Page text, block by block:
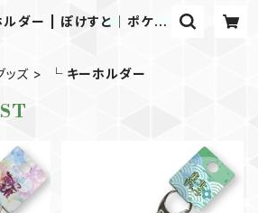
ルダー | ぽけすと│ポケス
ッズを販売！
ッズ └ キーホルダー